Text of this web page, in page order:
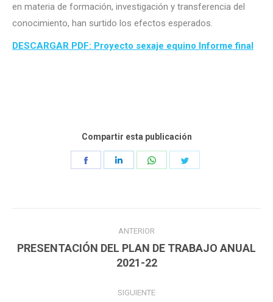
en materia de formación, investigación y transferencia del
conocimiento, han surtido los efectos esperados.
DESCARGAR PDF: Proyecto sexaje equino Informe final
Compartir esta publicación
publicaciones
ANTERIOR
Publicación
PRESENTACIÓN DEL PLAN DE TRABAJO ANUAL
2021-22
SIGUIENTE